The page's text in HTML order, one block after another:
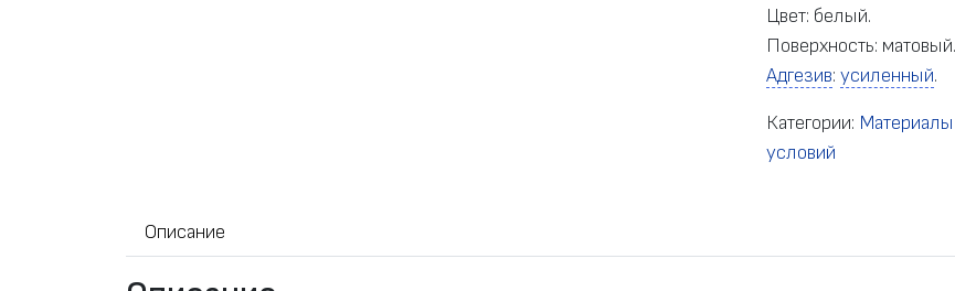
Цвет: белый.
Поверхность: матовый.
Адгезив:усиленный.
Категории: Материалы
условий
Описание